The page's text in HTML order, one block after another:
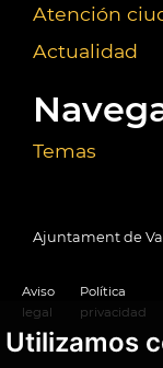
Utilizamos
Atención
Actualidad
Temas
Ajuntament de
Aviso
legal
Política
privacidad